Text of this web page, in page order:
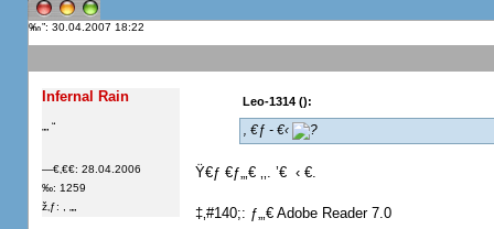
”: 30.04.2007 18:22
Infernal Rain
„„ “
—€‚€€: 28.04.2006
‰: 1259
ž‚ƒ: , „„
Leo-1314 ():
‚ €ƒ - €‹
Ÿ€ƒ €ƒ„‚€ ‚‚. ’€  ‹ €.
‡‚#140;: ƒ„‚€ Adobe Reader 7.0